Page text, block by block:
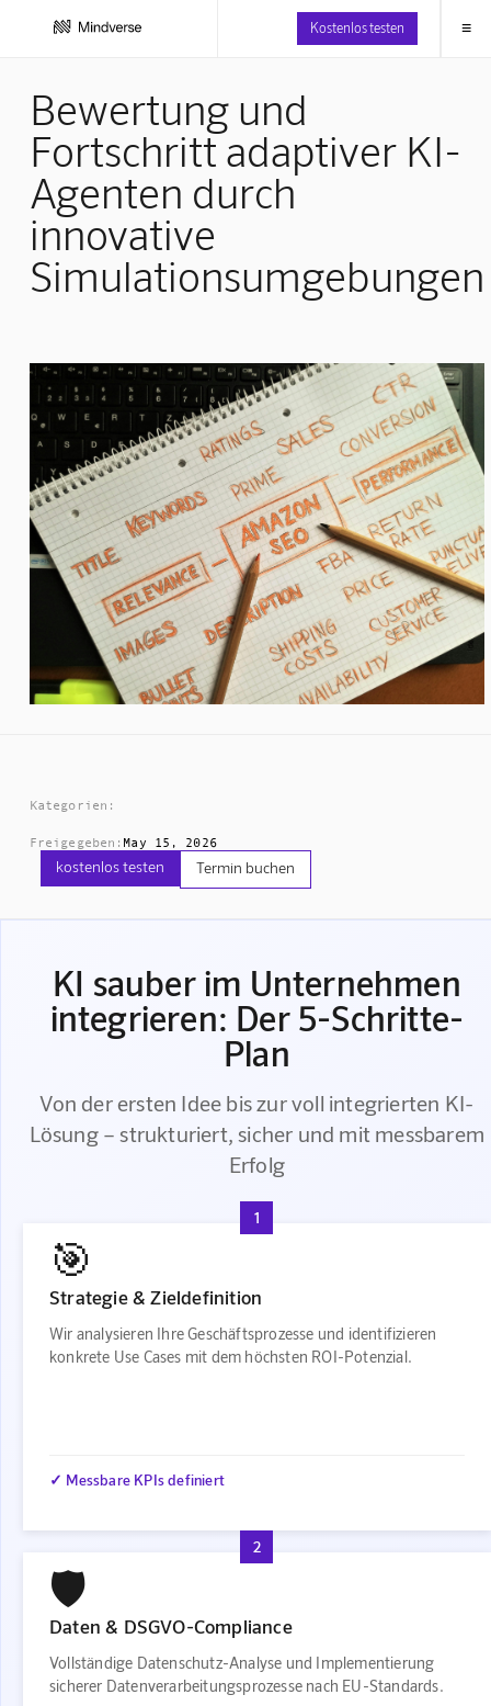
Kostenlos testen ≡
Bewertung und
Fortschritt adaptiver KI-
Agenten durch
innovative
Simulationsumgebungen
Kategorien:
Freigegeben: May 15, 2026
kostenlos testen Termin buchen
KI sauber im Unternehmen
integrieren: Der 5-Schritte-
Plan
Von der ersten Idee bis zur voll integrierten KI-
Lösung – strukturiert, sicher und mit messbarem
Erfolg
1
🎯
Strategie & Zieldefinition
Wir analysieren Ihre Geschäftsprozesse und identifizieren
konkrete Use Cases mit dem höchsten ROI-Potenzial.
✓ Messbare KPIs definiert
2
🛡️
Daten & DSGVO-Compliance
Vollständige Datenschutz-Analyse und Implementierung
sicherer Datenverarbeitungsprozesse nach EU-Standards.